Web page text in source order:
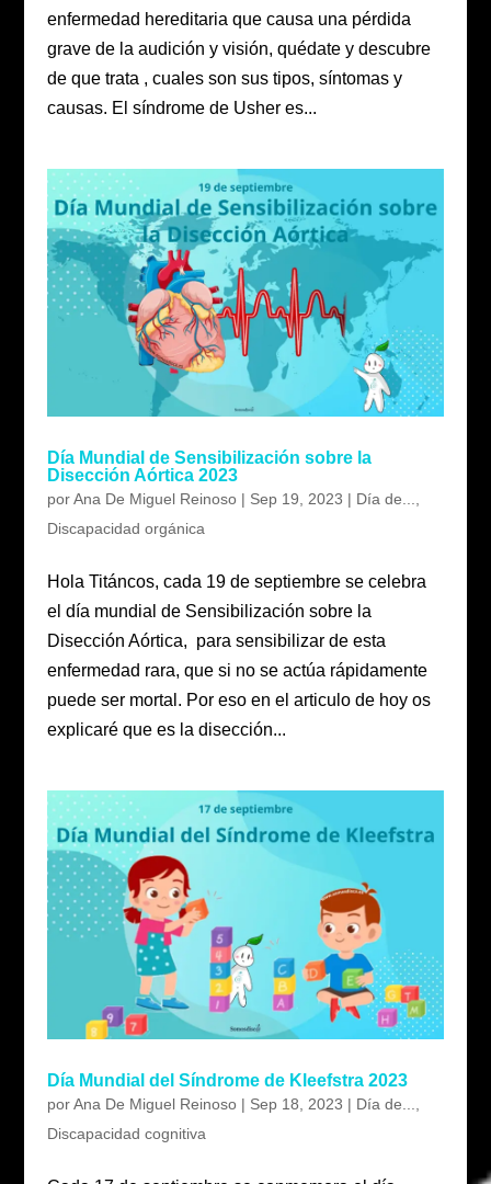
enfermedad hereditaria que causa una pérdida
grave de la audición y visión, quédate y descubre
de que trata , cuales son sus tipos, síntomas y
causas. El síndrome de Usher es...
Día Mundial de Sensibilización sobre la
Disección Aórtica 2023
porAna De Miguel Reinoso| Sep 19, 2023 | Día de...,
Discapacidad orgánica
Hola Titáncos, cada 19 de septiembre se celebra
el día mundial de Sensibilización sobre la
Disección Aórtica, para sensibilizar de esta
enfermedad rara, que si no se actúa rápidamente
puede ser mortal. Por eso en el articulo de hoy os
explicaré que es la disección...
Día Mundial del Síndrome de Kleefstra 2023
porAna De Miguel Reinoso| Sep 18, 2023 | Día de...
Discapacidad cognitiva